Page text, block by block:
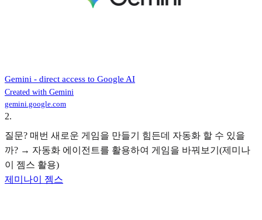
‎Gemini - direct access to Google AI
Created with Gemini
gemini.google.com
2.
질문? 매번 새로운 게임을 만들기 힘든데 자동화 할 수 있을
까? → 자동화 에이전트를 활용하여 게임을 바꿔보기(제미나
이 젬스 활용)
제미나이 젬스